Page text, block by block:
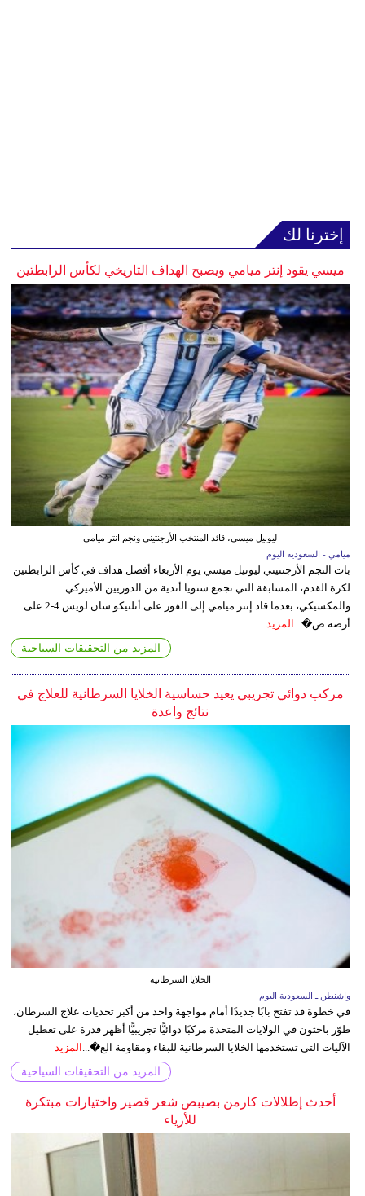
إخترنا لك
ميسي يقود إنتر ميامي ويصبح الهداف التاريخي لكأس الرابطتين
ليونيل ميسي، قائد المنتخب الأرجنتيني ونجم انتر ميامي
ميامي - السعوديه اليوم
بات النجم الأرجنتيني ليونيل ميسي يوم الأربعاء أفضل هداف في كأس الرابطتين
لكرة القدم، المسابقة التي تجمع سنويا أندية من الدوريين الأميركي
والمكسيكي، بعدما قاد إنتر ميامي إلى الفوز على أتلتيكو سان لويس 4-2 على
أرضه ض�... المزيد
المزيد من التحقيقات السياحية
مركب دوائي تجريبي يعيد حساسية الخلايا السرطانية للعلاج في
نتائج واعدة
الخلايا السرطانية
واشنطن ـ السعودية اليوم
في خطوة قد تفتح بابًا جديدًا أمام مواجهة واحد من أكبر تحديات علاج السرطان،
طوّر باحثون في الولايات المتحدة مركبًا دوائيًّا تجريبيًّا أظهر قدرة على تعطيل
الآليات التي تستخدمها الخلايا السرطانية للبقاء ومقاومة الع�...
المزيد
المزيد من التحقيقات السياحية
أحدث إطلالات كارمن بصيبص شعر قصير واختيارات مبتكرة
للأزياء